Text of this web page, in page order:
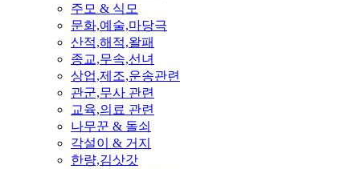
주모 & 식모
문화,예술,마당극
산적,해적,왈패
종교,무속,선녀
상업,제조,운송관련
관군,무사 관련
교육,의료 관련
나무꾼 & 돌쇠
각설이 & 거지
한량,김삿갓